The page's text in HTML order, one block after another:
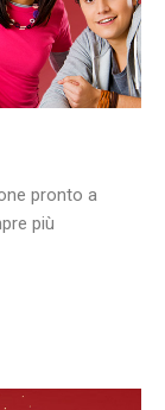
pronto a
più